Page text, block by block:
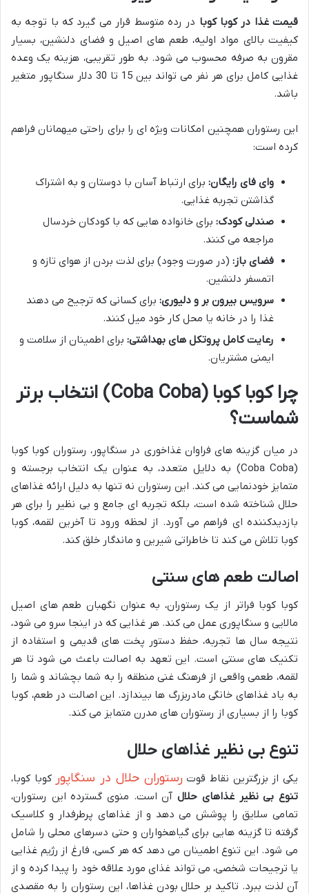
قیمت غذا در کوبا کوبا در رده متوسط قرار می گیرد که با توجه به
کیفیت بالای مواد اولیه، طعم های اصیل و فضای دلنشین، بسیار
مقرون به صرفه محسوب می شود. به طور تقریبی، هزینه یک وعده
غذایی کامل برای هر نفر می تواند بین 15 تا 30 دلار سنگاپور متغیر
باشد.
این رستوران همچنین امکانات ویژه ای را برای راحتی میهمانان فراهم
کرده است:
وای فای رایگان: برای ارتباط آسان با دوستان و به اشتراک
گذاشتن تجربه غذایی.
صندلی کودک: برای خانواده هایی که با کودکان خردسال
مراجعه می کنند.
فضای باز: (در صورت وجود) برای لذت بردن از هوای تازه و
اتمسفر دلنشین.
سرویس بیرون بر و دلیوری: برای کسانی که ترجیح می دهند
غذا را در خانه یا محل کار خود میل کنند.
رعایت کامل پروتکل های بهداشتی: برای اطمینان از سلامت و
ایمنی مشتریان.
چرا کوبا کوبا (Coba Coba) انتخاب برتر
شماست؟
در میان گزینه های فراوان غذاخوری در سنگاپور، رستوران کوبا کوبا
(Coba Coba) به دلایل متعدد، به عنوان یک انتخاب برجسته و
متمایز خودنمایی می کند. این رستوران نه تنها به دلیل ارائه غذاهای
حلال شناخته شده است، بلکه تجربه ای جامع و بی نظیر را برای هر
بازدیدکننده ای فراهم می آورد. از لحظه ورود تا آخرین لقمه، کوبا
کوبا تلاش می کند تا خاطراتی شیرین و ماندگار خلق کند.
اصالت طعم های سنتی
کوبا کوبا فراتر از یک رستوران، به عنوان نگهبان طعم های اصیل
مالایی و سنگاپوری عمل می کند. هر غذایی که در اینجا سرو می شود،
نتیجه سال ها تجربه، حفظ دستور پخت های قدیمی و استفاده از
تکنیک های سنتی است. این تعهد به اصالت باعث می شود تا هر
لقمه، طعمی واقعی از فرهنگ غنی منطقه را به شما بچشاند و شما را
به یاد غذاهای خانگی مادربزرگ ها بیندازد. این اصالت در طعم، کوبا
کوبا را از بسیاری از رستوران های مدرن متمایز می کند.
تنوع بی نظیر غذاهای حلال
یکی از بزرگترین نقاط قوت رستوران حلال در سنگاپور کوبا کوبا،
تنوع بی نظیر غذاهای حلالآن است. منوی گسترده این رستوران،
تمامی سلایق را پوشش می دهد و از غذاهای پرطرفدار و کلاسیک
گرفته تا گزینه هایی برای گیاهخواران و حتی دسرهای محلی را شامل
می شود. این تنوع اطمینان می دهد که هر کسی، فارغ از رژیم غذایی
یا ترجیحات شخصی، می تواند غذای مورد علاقه خود را پیدا کرده و از
آن لذت ببرد. تاکید بر حلال بودن غذاها، این رستوران را به مقصدی